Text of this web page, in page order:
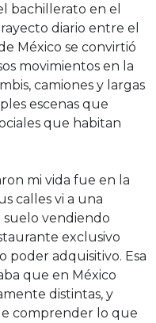
bachillerato en el
diario entre el
México se convirtió
movimientos en la
camiones y largas
escenas que
que habitan
mi vida fue en la
calles vi a una
vendiendo
exclusivo
poder adquisitivo. Esa
que en México
distintas, y
comprender lo que